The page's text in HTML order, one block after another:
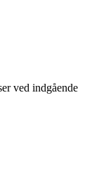
ved indgående